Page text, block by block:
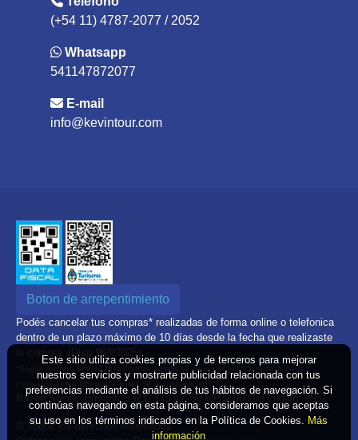
(+54 11) 4787-2077 / 2052
Whatsapp
541147872077
E-mail
info@kevintour.com
Boton de arrepentimiento
Podés cancelar tus compras* realizadas de forma online o telefonica
dentro de un plazo máximo de 10 días desde la fecha que realizaste
la compra. (Disp.954/2025)
*Según decreto 809/2024 las tarifas aéreas se rigen por política tarifaria de la
compañía aérea informada antes de la contratación
Razón Social: Brenton S.R.L. | CUIT: 30-69156900-0 | Legajo: 9551
© Todos los derechos reservados
Este sitio utiliza cookies propias y de terceros para mejorar
nuestros servicios y mostrarte publicidad relacionada con tus
preferencias mediante el análisis de tus hábitos de navegación. Si
continúas navegando en esta página, consideramos que aceptas
su uso en los términos indicados en la Política de Cookies. Más
información